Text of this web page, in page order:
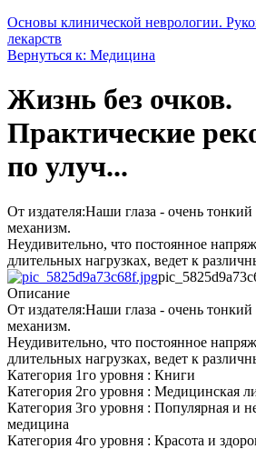
Основы клинической неврологии.
лекарств
Вернуться к: Медицина
Жизнь без очков.
Практические
по улуч...
От издателя:Наши глаза - очень
механизм.
Неудивительно, что постоянное
длительных нагрузках, ведет к
Описание
От издателя:Наши глаза - очень
механизм.
Неудивительно, что постоянное
длительных нагрузках, ведет к
Категория 1го уровня : Книги
Категория 2го уровня : Медицинская
Категория 3го уровня : Популярная и
медицина
Категория 4го уровня : Красота и